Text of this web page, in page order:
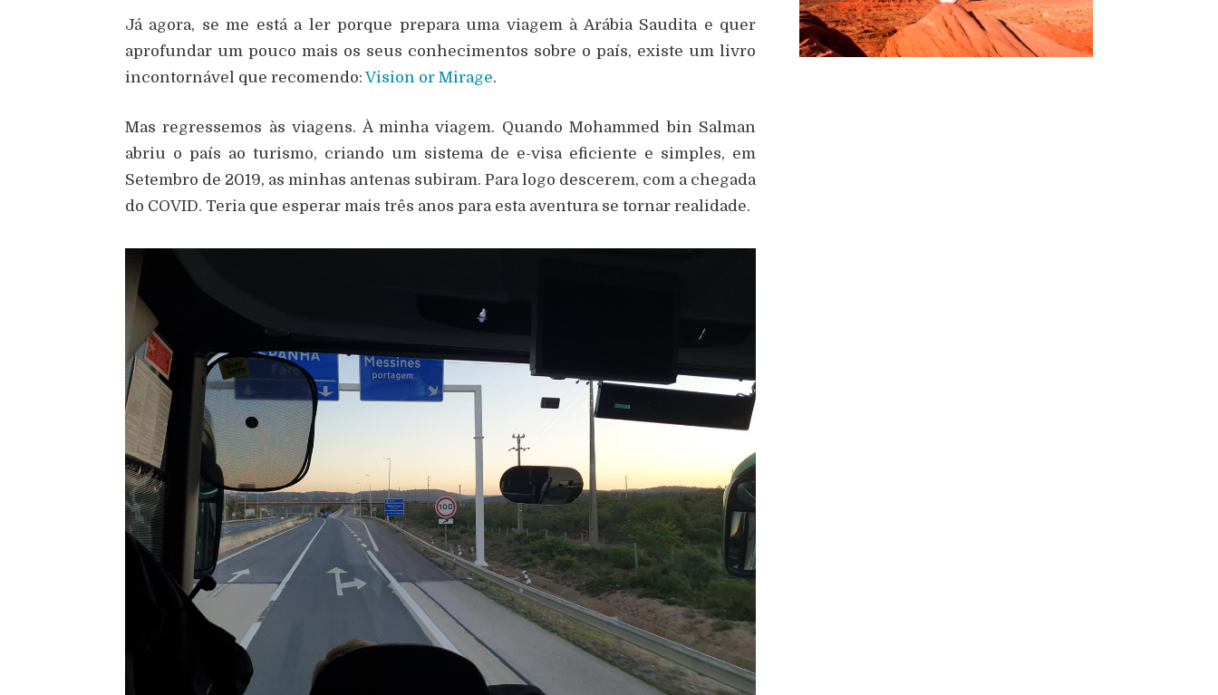
Já agora, se me está a ler porque prepara uma viagem à Arábia Saudita e quer
aprofundar um pouco mais os seus conhecimentos sobre o país, existe um livro
incontornável que recomendo:Vision or Mirage.
Mas regressemos às viagens. À minha viagem. Quando Mohammed bin Salman
abriu o país ao turismo, criando um sistema de e-visa eficiente e simples, em
Setembro de 2019, as minhas antenas subiram. Para logo descerem, com a chegada
do COVID. Teria que esperar mais três anos para esta aventura se tornar realidade.